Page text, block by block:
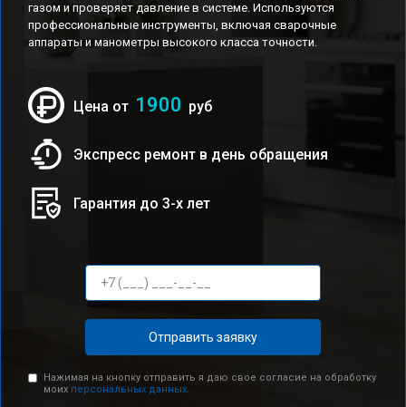
газом и проверяет давление в системе. Используются
профессиональные инструменты, включая сварочные
аппараты и манометры высокого класса точности.
Цена от 1900 руб
Экспресс ремонт в день обращения
Гарантия до 3-х лет
Отправить заявку
Нажимая на кнопку отправить я даю свое согласие на обработку
моих персональных данных.